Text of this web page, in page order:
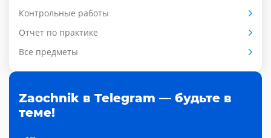
Контрольные работы
Отчет по практике
Все предметы
Zaochnik в Telegram — будьте в
теме!